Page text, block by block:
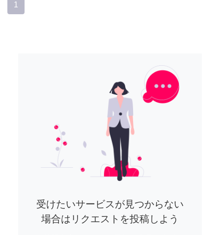
1
受けたいサービスが見つからない
場合はリクエストを投稿しよう